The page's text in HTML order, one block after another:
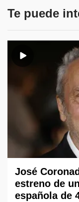
Te puede
José
estreno de
española de